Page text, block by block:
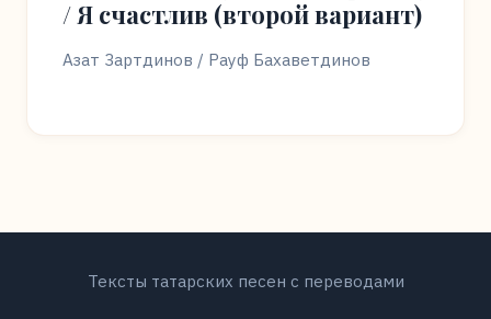
/ Я счастлив (второй вариант)
Азат Зартдинов / Рауф Бахаветдинов
Тексты татарских песен с переводами